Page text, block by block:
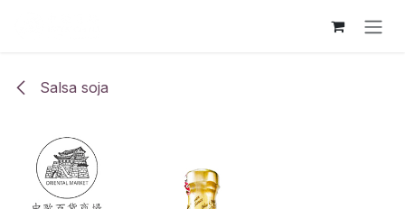
Salsa soja